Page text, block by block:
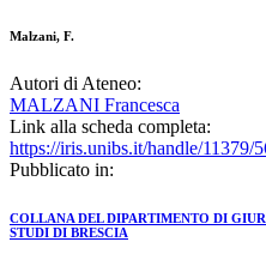
Malzani, F.
Autori di Ateneo:
MALZANI Francesca
Link alla scheda completa:
https://iris.unibs.it/handle/11379/
Pubblicato in:
COLLANA DEL DIPARTIMENTO DI
STUDI DI BRESCIA